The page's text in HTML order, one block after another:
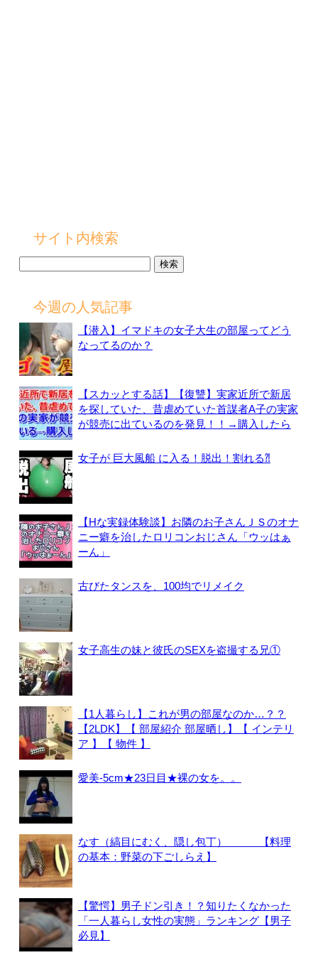
サイト内検索
今週の人気記事
【潜入】イマドキの女子大生の部屋ってどう
なってるのか？
【スカッとする話】【復讐】実家近所で新居
を探していた、昔虐めていた首謀者A子の実家
が競売に出ているのを発見！！→購入したら
女子が 巨大風船 に入る！脱出！割れる⁈
【Hな実録体験談】お隣のお子さんＪＳのオナ
ニー癖を治したロリコンおじさん「ウッはぁ
ーん」
古びたタンスを、100均でリメイク
女子高生の妹と彼氏のSEXを盗撮する兄①
【1人暮らし】これが男の部屋なのか…？？
【2LDK】【 部屋紹介 部屋晒し】【 インテリ
ア 】【 物件 】
愛美-5cm★23日目★裸の女を。。
なす（縞目にむく、隠し包丁） 【料理
の基本：野菜の下ごしらえ】
【驚愕】男子ドン引き！？知りたくなかった
「一人暮らし女性の実態」ランキング【男子
必見】